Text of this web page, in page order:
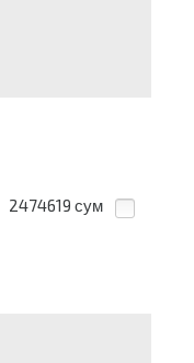
2474619 сум